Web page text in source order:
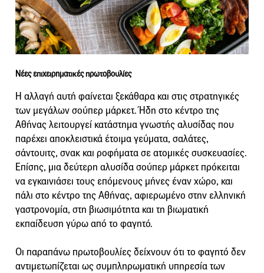
Νέες επιχειρηματικές πρωτοβουλίες
Η αλλαγή αυτή φαίνεται ξεκάθαρα και στις στρατηγικές
των μεγάλων σούπερ μάρκετ. Ήδη στο κέντρο της
Αθήνας λειτουργεί κατάστημα γνωστής αλυσίδας που
παρέχει αποκλειστικά έτοιμα γεύματα, σαλάτες,
σάντουιτς, σνακ και ροφήματα σε ατομικές συσκευασίες.
Επίσης, μια δεύτερη αλυσίδα σούπερ μάρκετ πρόκειται
να εγκαινιάσει τους επόμενους μήνες έναν χώρο, και
πάλι στο κέντρο της Αθήνας, αφιερωμένο στην ελληνική
γαστρονομία, στη βιωσιμότητα και τη βιωματική
εκπαίδευση γύρω από το φαγητό.
Οι παραπάνω πρωτοβουλίες δείχνουν ότι το φαγητό δεν
αντιμετωπίζεται ως συμπληρωματική υπηρεσία των